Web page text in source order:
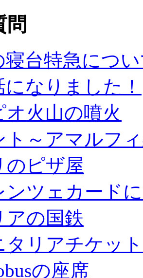
問
寝台特急につ
なりました！
オ火山の噴火
ト～アマルフ
のピザ屋
ンツェカード
アの国鉄
タリアチケッ
の座席